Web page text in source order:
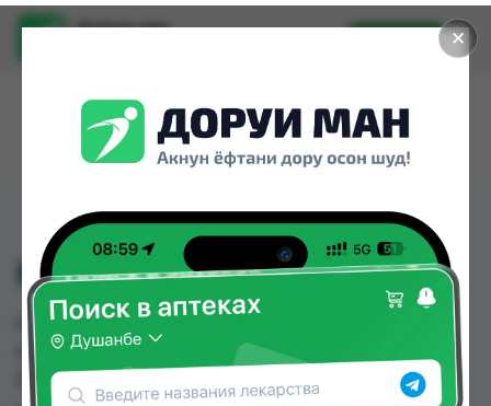
✕
Доруи ман
Установить
MELOSO MASK
MELOSO MASK можно купить или заказать в
аптеках, Нишон №1 по цене от 6.00 TJS в
Душанбе и других городах Таджикистана